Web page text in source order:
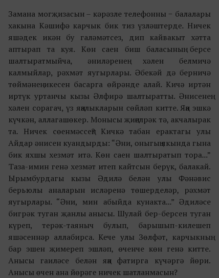
Замана могҗизасын – кәрәзле телефонны − балалары
хакына Кәшифә карчык бик тиз үзләштерде. Ничек
яшәдек икән бу галәмәтсез, дип кайвакыт хәтта
аптырап та куя. Көн саен биш баласының берсе
шалтыратмыйча, әниләренең хәлен белмичә
калмыйлар, рәхмәт яугырлары. Әбекәй дә берничә
төймәнең икесен басарга өйрәнде алай. Кичә иртән
иртүк уртанчы кызы Әлфирә шалтыратты. Әнисенең
хәлен сорагач, үз яңалыкларын сөйләп китте. Яңа эшкә
күчкән, аллагашөкер. Монысы җиңелрәк тә, акчалырак
та. Ничек сөенмәссең? Кичкә табан ерактагы улы
Айдар әнисен куандырды: “Әни, оныгың якында гына
бик яхшы хезмәт итә. Көн саен шалтыратып тора...”
Таза-имин генә хезмәт итеп кайтсын берүк, балакай.
Ырымбурдагы кызы Әдилә белән улы Фәнәвис
берьюлы аналарын исләренә төшерделәр, рәхмәт
яугырлары. “Әни, мин абыйда кунакта...” Әдиләсе
бигрәк туган җанлы анысы. Шулай бер-берсен туган
күреп, терәк-таяныч булып, барышып-килешеп
яшәсеннәр аллабирса. Кече улы Зөлфәт, карчыкның
бар эшен җимереп эшләп, өченче көн генә китте.
Анысы гаиләсе белән яңа фатирга күчәргә йөри.
Анысы өчен ана йөрәге ничек шатланмасын?